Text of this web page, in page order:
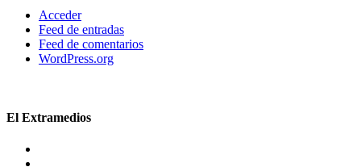
Acceder
Feed de entradas
Feed de comentarios
WordPress.org
El Extramedios